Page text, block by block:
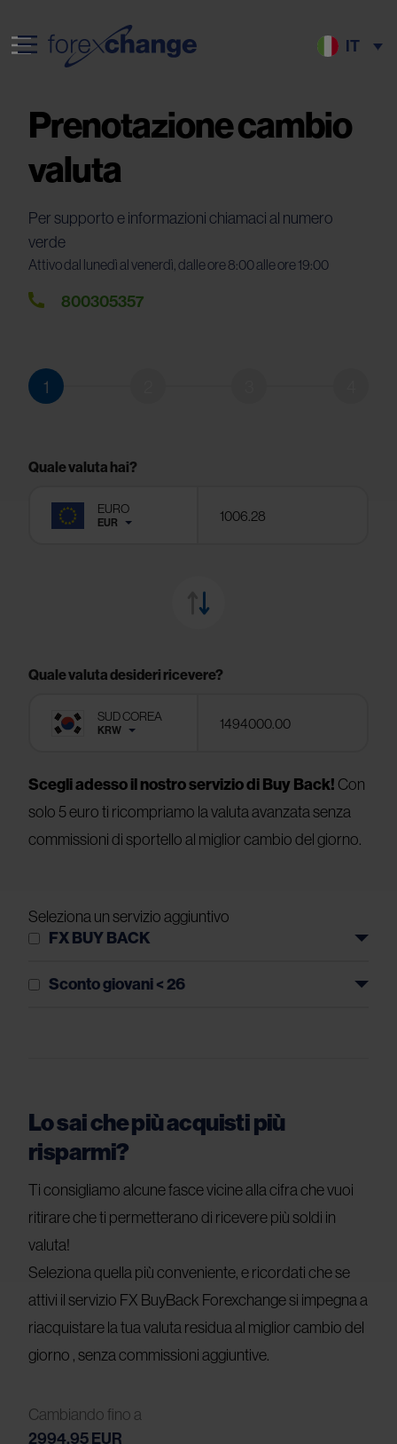
IT
Prenotazione cambio
valuta
Per supporto e informazioni chiamaci al numero
verde
Attivo dal lunedì al venerdì, dalle ore 8:00 alle ore 19:00
800305357
1
Quale valuta hai?
EURO
EUR
Quale valuta desideri ricevere?
SUD COREA
KRW
Scegli adesso il nostro servizio di Buy Back! Con
solo 5 euro ti ricompriamo la valuta avanzata senza
commissioni di sportello al miglior cambio del giorno.
Seleziona un servizio aggiuntivo
FX BUY BACK
Sconto giovani < 26
Lo sai che più acquisti più
risparmi?
Ti consigliamo alcune fasce vicine alla cifra che vuoi
ritirare che ti permetterano di ricevere più soldi in
valuta!
Seleziona quella più conveniente, e ricordati che se
attivi il servizio FX BuyBack Forexchange si impegna a
riacquistare la tua valuta residua al miglior cambio del
giorno , senza commissioni aggiuntive.
Cambiando fino a
2994.95EUR